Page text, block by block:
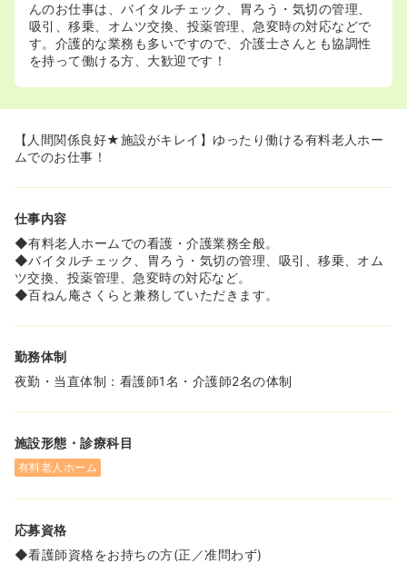
んのお仕事は、バイタルチェック、胃ろう・気切の管理、
吸引、移乗、オムツ交換、投薬管理、急変時の対応などで
す。介護的な業務も多いですので、介護士さんとも協調性
を持って働ける方、大歓迎です！
【人間関係良好★施設がキレイ】ゆったり働ける有料老人ホー
ムでのお仕事！
仕事内容
◆有料老人ホームでの看護・介護業務全般。
◆バイタルチェック、胃ろう・気切の管理、吸引、移乗、オム
ツ交換、投薬管理、急変時の対応など。
◆百ねん庵さくらと兼務していただきます。
勤務体制
夜勤・当直体制：看護師1名・介護師2名の体制
施設形態・診療科目
有料老人ホーム
応募資格
◆看護師資格をお持ちの方(正／准問わず)